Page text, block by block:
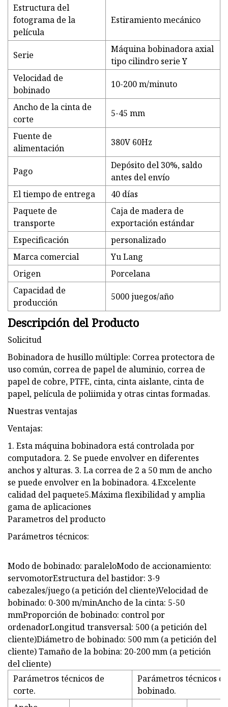
Estructura del
fotograma de la
película
Estiramiento mecánico
Serie
Máquina bobinadora axial
tipo cilindro serie Y
Velocidad de
bobinado
10-200 m/minuto
Ancho de la cinta de
corte
5-45 mm
Fuente de
alimentación
380V 60Hz
Pago
Depósito del 30%, saldo
antes del envío
El tiempo de entrega
40 días
Paquete de
transporte
Caja de madera de
exportación estándar
Especificación
personalizado
Marca comercial
Yu Lang
Origen
Porcelana
Capacidad de
producción
5000 juegos/año
Descripción del Producto
Solicitud
Bobinadora de husillo múltiple: Correa protectora de
uso común, correa de papel de aluminio, correa de
papel de cobre, PTFE, cinta, cinta aislante, cinta de
papel, película de poliimida y otras cintas formadas.
Nuestras ventajas
Ventajas:
1. Esta máquina bobinadora está controlada por
computadora. 2. Se puede envolver en diferentes
anchos y alturas. 3. La correa de 2 a 50 mm de ancho
se puede envolver en la bobinadora. 4.Excelente
calidad del paquete5.Máxima flexibilidad y amplia
gama de aplicaciones
Parametros del producto
Parámetros técnicos:
Modo de bobinado: paraleloModo de accionamiento:
servomotorEstructura del bastidor: 3-9
cabezales/juego (a petición del cliente)Velocidad de
bobinado: 0-300 m/minAncho de la cinta: 5-50
mmProporción de bobinado: control por
ordenadorLongitud transversal: 500 (a petición del
cliente)Diámetro de bobinado: 500 mm (a petición del
cliente) Tamaño de la bobina: 20-200 mm (a petición
del cliente)
Parámetros técnicos de
corte.
Parámetros técnicos
bobinado.